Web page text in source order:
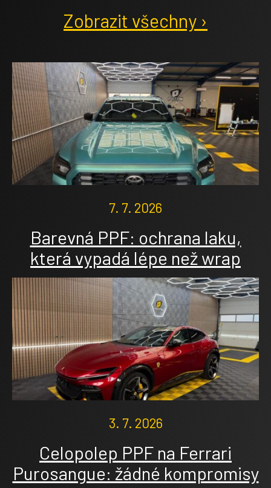
Zobrazit všechny ›
7. 7. 2026
Barevná PPF: ochrana laku,
která vypadá lépe než wrap
3. 7. 2026
Celopolep PPF na Ferrari
Purosangue: žádné kompromisy